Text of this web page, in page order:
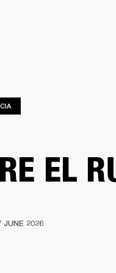
EL
JUNE 2026